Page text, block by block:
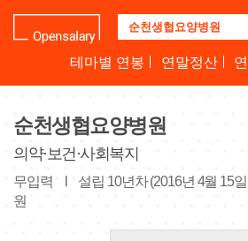
업
명
하
세
요
테마별 연봉 연말정산
순천생협요양병원
의약·보건·사회복지
무입력 설립 10년차 (2016년 4월 15
원